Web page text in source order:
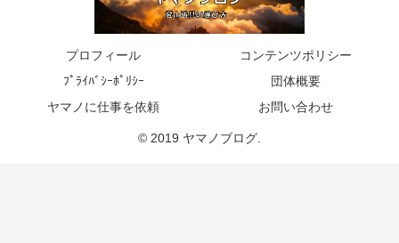
プロフィール
コンテンツポリシー
ﾌﾟﾗｲﾊﾞｼｰﾎﾟﾘｼｰ
団体概要
ヤマノに仕事を依頼
お問い合わせ
© 2019 ヤマノブログ.